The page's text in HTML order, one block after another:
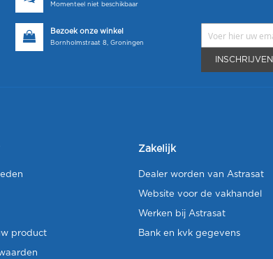
Momenteel niet beschikbaar
Bezoek onze winkel
Bornholmstraat 8, Groningen
INSCHRIJVEN
product
Zakelijk
Dealer worden van Astrasat
Website voor de vakhandel
Werken bij Astrasat
Bank en kvk gegevens